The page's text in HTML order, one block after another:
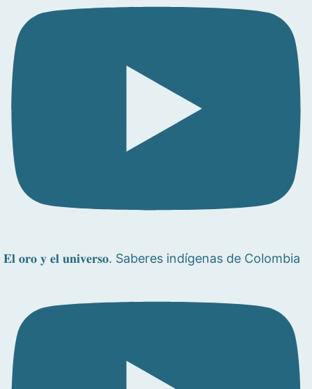
𝐄𝐥 𝐨𝐫𝐨 𝐲 𝐞𝐥 𝐮𝐧𝐢𝐯𝐞𝐫𝐬𝐨. Saberes indígenas de Colombia